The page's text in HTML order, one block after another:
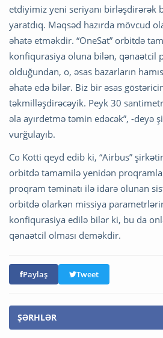
etdiyimiz yeni seriyanı birləşdirərək
yaratdıq. Məqsəd hazırda mövcud
əhatə etməkdir. “OneSat” orbitdə
konfiqurasiya oluna bilən, qənaətcil
olduğundan, o, əsas bazarların
əhatə edə bilər. Biz bir əsas
təkmilləşdirəcəyik. Peyk 30
əla ayırdetmə təmin edəcək”, -deyə
vurğulayıb.
Co Kotti qeyd edib ki, “Airbus”
orbitdə tamamilə yenidən
proqram təminatı ilə idarə olunan
orbitdə olarkən missiya
konfiqurasiya edilə bilər ki, bu da
qənaətcil olması deməkdir.
Paylaş Tweet
ŞƏRHLƏR